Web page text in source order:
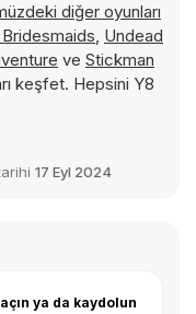
diğer oyunları
, Undead
ve Stickman
keşfet. Hepsini Y8
17 Eyl 2024
ya da kaydolun